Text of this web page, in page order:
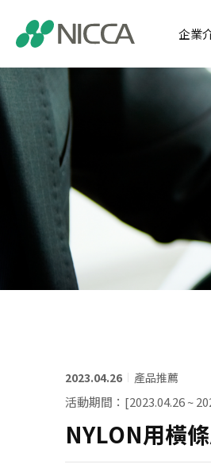
企業
關於日華
2023.04.26 產品推薦
活動期間：[2023.04.26 ~
NYLON用橫
企業介紹
技術研發
製品介紹
應用領域
系統認證
聯絡我們